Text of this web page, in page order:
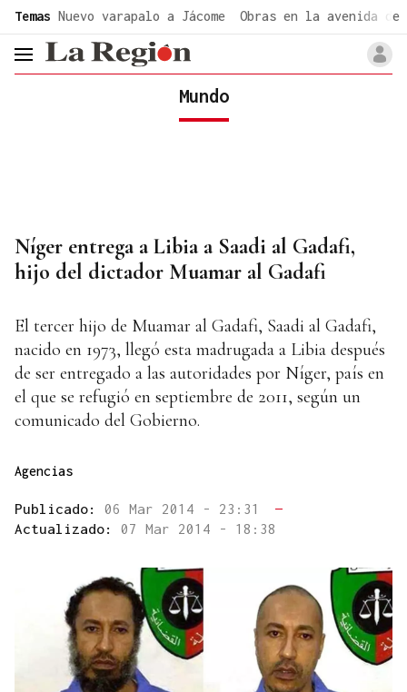
Temas Nuevo varapalo a Jácome Obras en la avenida de
header.menu.open
Mundo
Níger entrega a Libia a Saadi al Gadafi,
hijo del dictador Muamar al Gadafi
El tercer hijo de Muamar al Gadafi, Saadi al Gadafi,
nacido en 1973, llegó esta madrugada a Libia después
de ser entregado a las autoridades por Níger, país en
el que se refugió en septiembre de 2011, según un
comunicado del Gobierno.
Agencias
Publicado: 06 Mar 2014 - 23:31
—
Actualizado: 07 Mar 2014 - 18:38